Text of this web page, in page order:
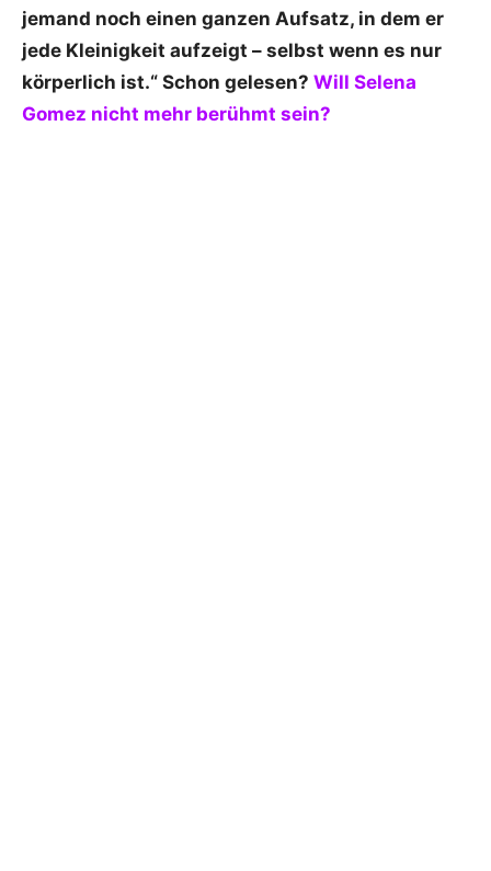
jemand noch einen ganzen Aufsatz, in dem er
jede Kleinigkeit aufzeigt – selbst wenn es nur
körperlich ist.“ Schon gelesen? Will Selena
Gomez nicht mehr berühmt sein?